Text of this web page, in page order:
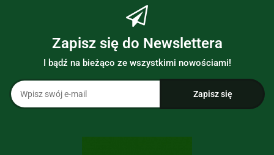
Zapisz się do Newslettera
I bądź na bieżąco ze wszystkimi nowościami!